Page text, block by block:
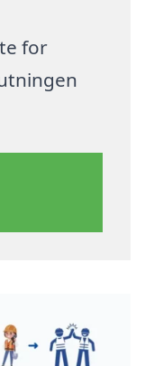
for